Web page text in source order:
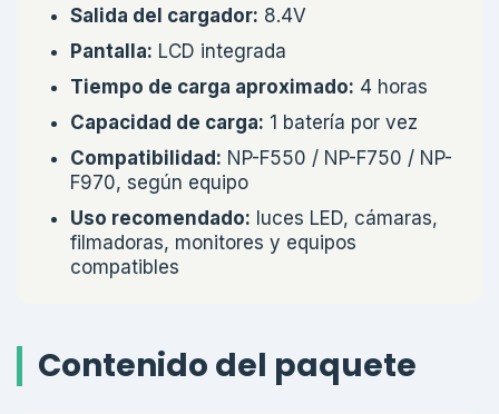
Salida del cargador: 8.4V
Pantalla: LCD integrada
Tiempo de carga aproximado: 4 horas
Capacidad de carga: 1 batería por vez
Compatibilidad: NP-F550 / NP-F750 / NP-
F970, según equipo
Uso recomendado: luces LED, cámaras,
filmadoras, monitores y equipos
compatibles
Contenido del paquete